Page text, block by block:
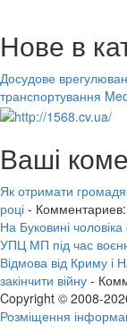
Нове в
Досудове
транспортування
Ваші
Як отримати
році - Комментариев:
На Буковині
УПЦ МП під час
Відмова від Криму
закінчити війну -
Copyright © 2008-
Розміщення